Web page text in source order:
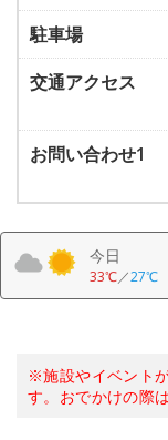
駐車場
交通アクセス
お問い合わせ1
今日
33℃／27℃
※施設やイベント
す。おでかけの際